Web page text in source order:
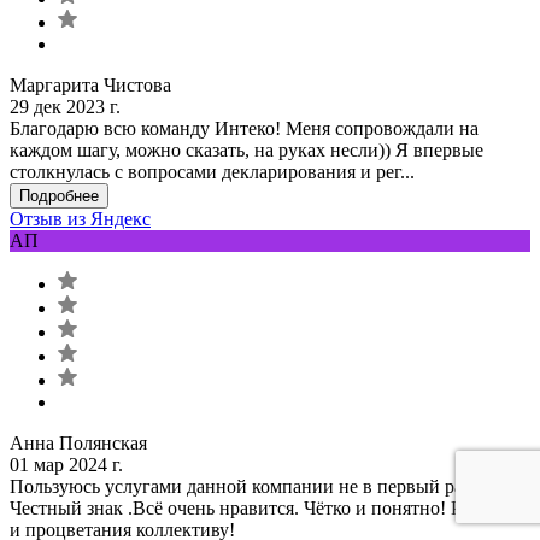
Маргарита Чистова
29 дек 2023 г.
Благодарю всю команду Интеко! Меня сопровождали на
каждом шагу, можно сказать, на руках несли)) Я впервые
столкнулась с вопросами декларирования и рег...
Подробнее
Отзыв из Яндекс
АП
Анна Полянская
01 мар 2024 г.
Пользуюсь услугами данной компании не в первый раз.
Честный знак .Всё очень нравится. Чётко и понятно! Развития
и процветания коллективу!